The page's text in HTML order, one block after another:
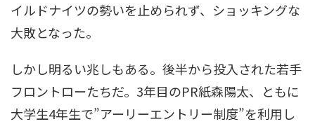
イルドナイツの勢いを止められず、ショッキングな
大敗となった。
しかし明るい兆しもある。後半から投入された若手
フロントローたちだ。3年目のPR紙森陽太、ともに
大学生4年生で”アーリーエントリー制度”を利用し